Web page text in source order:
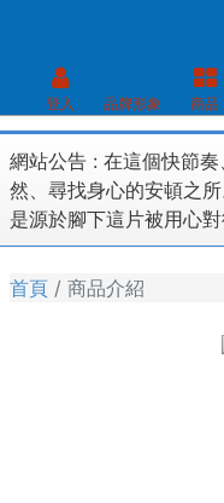
網站公告 : 在這個快節
然、尋找身心的安頓之
是源於腳下這片被用心
登入 品牌形象 商品
首頁 商品介紹